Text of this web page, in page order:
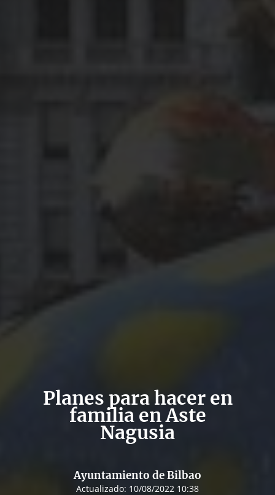
Planes para hacer en
familia en Aste
Nagusia
Ayuntamiento de Bilbao
Actualizado: 10/08/2022 10:38